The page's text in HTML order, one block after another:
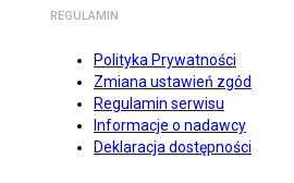
REGULAMIN
Polityka Prywatności
Zmiana ustawień zgód
Regulamin serwisu
Informacje o nadawcy
Deklaracja dostępności